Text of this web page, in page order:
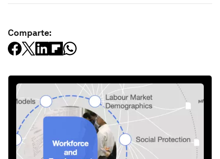
Comparte: